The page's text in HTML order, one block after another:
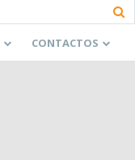
CONTACTOS